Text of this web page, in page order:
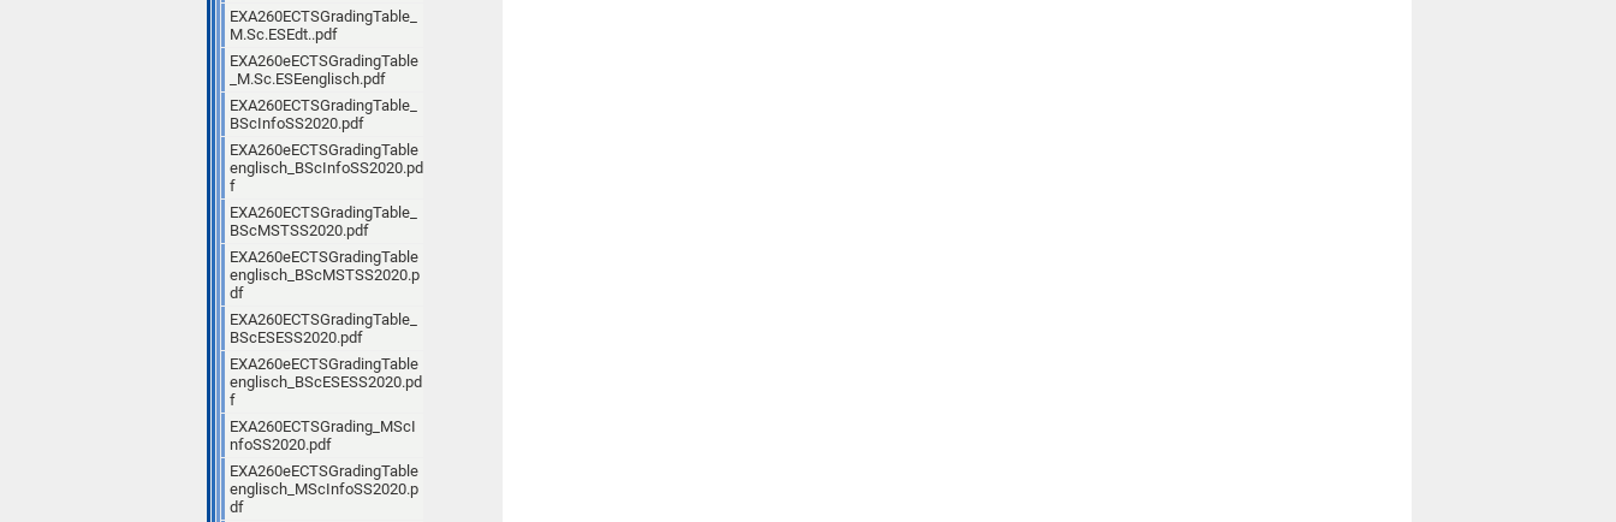
EXA260ECTSGradingTable_
M.Sc.ESEdt..pdf
EXA260eECTSGradingTable
_M.Sc.ESEenglisch.pdf
EXA260ECTSGradingTable_
BScInfoSS2020.pdf
EXA260eECTSGradingTable
englisch_BScInfoSS2020.pd
f
EXA260ECTSGradingTable_
BScMSTSS2020.pdf
EXA260eECTSGradingTable
englisch_BScMSTSS2020.p
df
EXA260ECTSGradingTable_
BScESESS2020.pdf
EXA260eECTSGradingTable
englisch_BScESESS2020.pd
f
EXA260ECTSGrading_MScI
nfoSS2020.pdf
EXA260eECTSGradingTable
englisch_MScInfoSS2020.p
df